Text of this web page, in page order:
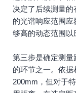
决定了后续测量
的光谱响应范围
够高的动态范围以
第三步是确定测
的环节之一。依
200mm，但对于